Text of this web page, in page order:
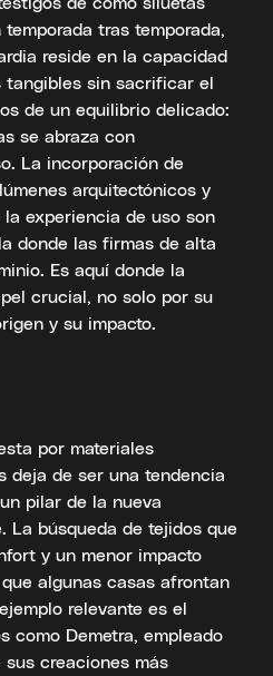
tras temporada,
reside en la capacidad
tangibles sin sacrificar el
de un equilibrio delicado:
se abraza con
La incorporación de
arquitectónicos y
experiencia de uso son
donde las firmas de alta
Es aquí donde la
crucial, no solo por su
y su impacto.
por materiales
deja de ser una tendencia
pilar de la nueva
La búsqueda de tejidos que
y un menor impacto
algunas casas afrontan
relevante es el
como Demetra, empleado
sus creaciones más